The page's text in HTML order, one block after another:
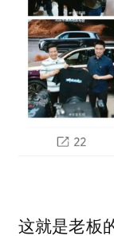
这就是老板